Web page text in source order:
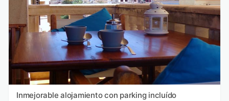
Inmejorable alojamiento con parking incluído